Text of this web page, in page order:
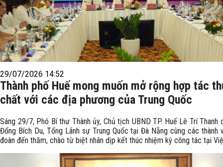
29/07/2026 14:52
Thành phố Huế mong muốn mở rộng hợp tác
chất với các địa phương của Trung Quốc
Sáng 29/7, Phó Bí thư Thành ủy, Chủ tịch UBND TP. Huế Lê Trí Thanh
Đổng Bích Du, Tổng Lãnh sự Trung Quốc tại Đà Nẵng cùng các thành
đoàn đến thăm, chào từ biệt nhân dịp kết thúc nhiệm kỳ công tác tại